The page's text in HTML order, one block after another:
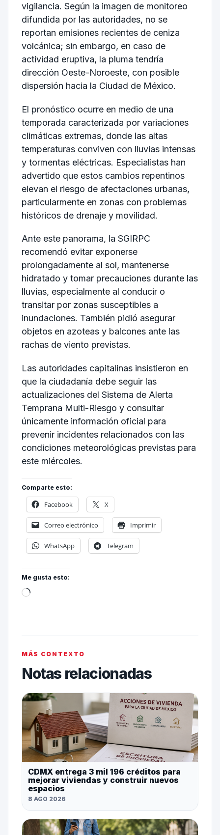
vigilancia. Según la imagen de monitoreo
difundida por las autoridades, no se
reportan emisiones recientes de ceniza
volcánica; sin embargo, en caso de
actividad eruptiva, la pluma tendría
dirección Oeste-Noroeste, con posible
dispersión hacia la Ciudad de México.
El pronóstico ocurre en medio de una
temporada caracterizada por variaciones
climáticas extremas, donde las altas
temperaturas conviven con lluvias intensas
y tormentas eléctricas. Especialistas han
advertido que estos cambios repentinos
elevan el riesgo de afectaciones urbanas,
particularmente en zonas con problemas
históricos de drenaje y movilidad.
Ante este panorama, la SGIRPC
recomendó evitar exponerse
prolongadamente al sol, mantenerse
hidratado y tomar precauciones durante las
lluvias, especialmente al conducir o
transitar por zonas susceptibles a
inundaciones. También pidió asegurar
objetos en azoteas y balcones ante las
rachas de viento previstas.
Las autoridades capitalinas insistieron en
que la ciudadanía debe seguir las
actualizaciones del Sistema de Alerta
Temprana Multi-Riesgo y consultar
únicamente información oficial para
prevenir incidentes relacionados con las
condiciones meteorológicas previstas para
este miércoles.
Comparte esto:
Facebook X
Correo electrónico Imprimir
WhatsApp Telegram
Me gusta esto:
MÁS CONTEXTO
Notas relacionadas
CDMX entrega 3 mil 196 créditos para
mejorar viviendas y construir nuevos
espacios
8 AGO 2026